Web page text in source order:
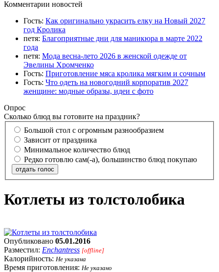
Комментарии новостей
Гость: Как оригинально украсить елку на Новый 2027
год Кролика
петя: Благоприятные дни для маникюра в марте 2022
года
петя: Мода весна-лето 2026 в женской одежде от
Эвелины Хромченко
Гость: Приготовление мяса кролика мягким и сочным
Гость: Что одеть на новогодний корпоратив 2027
женщине: модные образы, идеи с фото
Опрос
Сколько блюд вы готовите на праздник?
Большой стол с огромным разнообразием
Зависит от праздника
Минимальное количество блюд
Редко готовлю сам(-а), большинство блюд покупаю
отдать голос
Котлеты из толстолобика
Опубликовано 05.01.2016
Разместил: Enchantress [offline]
Калорийность: Не указана
Время приготовления: Не указано